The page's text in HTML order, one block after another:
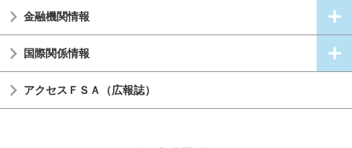
金融機関情報
国際関係情報
アクセスＦＳＡ（広報誌）